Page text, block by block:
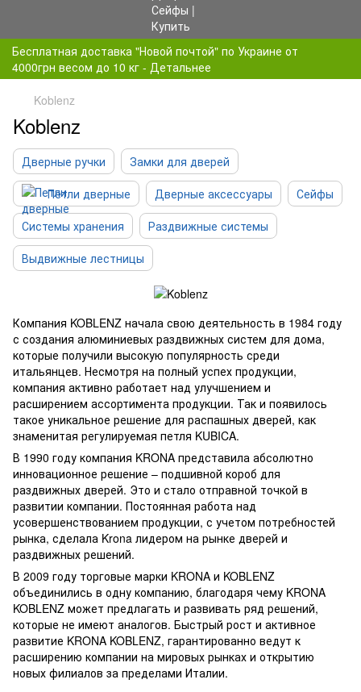
Бесплатная доставка "Новой почтой" по Украине от
4000грн весом до 10 кг - Детальнее
Koblenz
Koblenz
Дверные ручки
Замки для дверей
Петли дверные
Дверные аксессуары
Сейфы
Системы хранения
Раздвижные системы
Выдвижные лестницы
Компания KOBLENZ начала свою деятельность в 1984 году
с создания алюминиевых раздвижных систем для дома,
которые получили высокую популярность среди
итальянцев. Несмотря на полный успех продукции,
компания активно работает над улучшением и
расширением ассортимента продукции. Так и появилось
такое уникальное решение для распашных дверей, как
знаменитая регулируемая петля KUBICA.
В 1990 году компания KRONA представила абсолютно
инновационное решение – подшивной короб для
раздвижных дверей. Это и стало отправной точкой в
развитии компании. Постоянная работа над
усовершенствованием продукции, с учетом потребностей
рынка, сделала Krona лидером на рынке дверей и
раздвижных решений.
В 2009 году торговые марки KRONA и KOBLENZ
объединились в одну компанию, благодаря чему KRONA
KOBLENZ может предлагать и развивать ряд решений,
которые не имеют аналогов. Быстрый рост и активное
развитие KRONA KOBLENZ, гарантированно ведут к
расширению компании на мировых рынках и открытию
новых филиалов за пределами Италии.